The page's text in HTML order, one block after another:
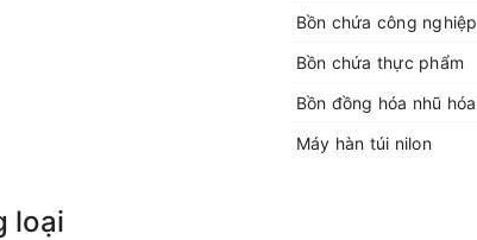
Bồn chứa công nghiệp
Bồn chứa thực phẩm
Bồn đồng hóa nhũ hóa
Máy hàn túi nilon
loại